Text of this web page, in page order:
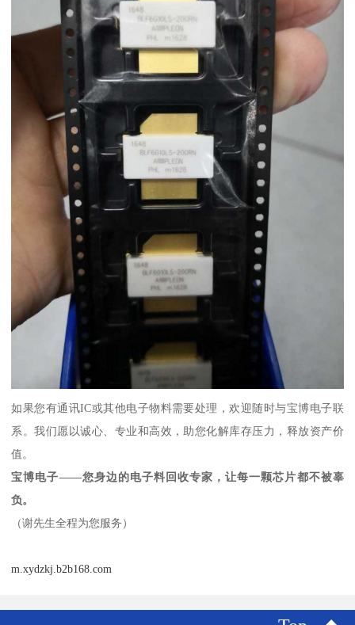
如果您有通讯IC或其他电子物料需要处理，欢迎随时与宝博电子联
系。我们愿以诚心、专业和高效，助您化解库存压力，释放资产价
值。
宝博电子——您身边的电子料回收专家，让每一颗芯片都不被辜
负。
（谢先生全程为您服务）
m.xydzkj.b2b168.com